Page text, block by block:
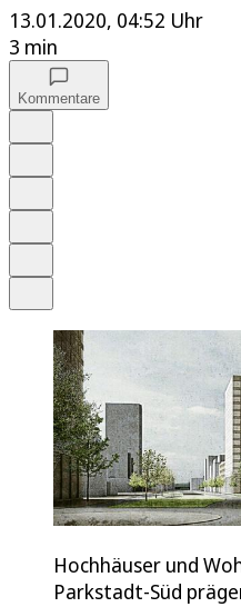
13.01.2020, 04:52 Uhr
3 min
Kommentare
Hochhäuser und
Parkstadt-Süd